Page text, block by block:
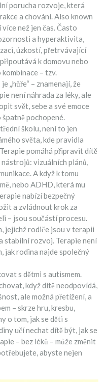
porucha rozvoje, která
a chování. Also known
než jen čas. Často
a hyperaktivita,
,úzkostí,přetrvávající
k domovu nebo
– tzv.
„hůře“ – znamenají, že
není náhrada za léky, ale
svět, sebe a své emoce
pochopené.
školu, není to jen
světa, kde pravidla
pomáhá připravit dítě
vizuálních plánů,
A když k tomu
nebo ADHD, která mu
nabízí bezpečný
a zvládnout krok za
– jsou součástí procesu.
jejichž rodiče jsou v terapii
stabilní rozvoj. Terapie není
jak rodina najde společný
s dětmi s autismem.
když dítě neodpovídá,
ale možná přetížení, a
– skrze hru, kresbu,
o tom, jak se děti s
učí nechat dítě být, jak se
– bez léků – může změnit
abyste nejen